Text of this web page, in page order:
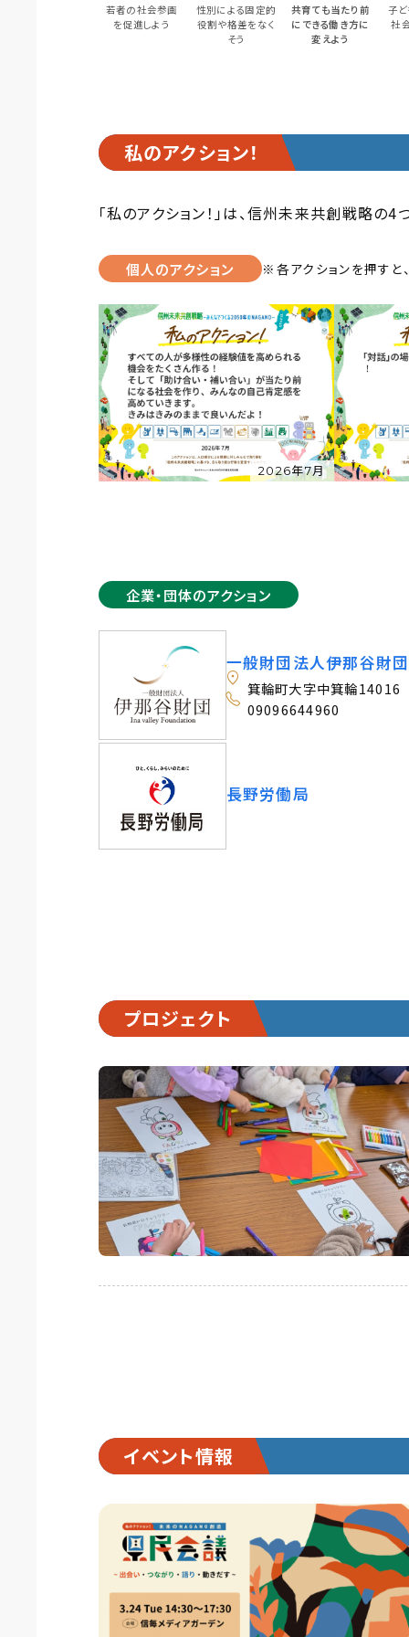
若者の社会参画
を促進しよう
性別による固定的
役割や格差をなく
そう
共育ても当たり前
にできる働き方に
変えよう
子ど
社
私のアクション！
「私のアクション！」は、信州未来共創戦略
個人のアクション 各アクションを押すと
2026年7月
企業・団体のアクション
一般財団法人伊那谷財団
箕輪町大字中箕輪14016
09096644960
長野労働局
プロジェクト
イベント情報